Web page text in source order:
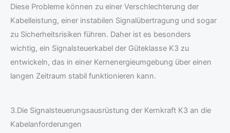
Diese Probleme können zu einer Verschlechterung der
Kabelleistung, einer instabilen Signalübertragung und sogar
zu Sicherheitsrisiken führen. Daher ist es besonders
wichtig, ein Signalsteuerkabel der Güteklasse K3 zu
entwickeln, das in einer Kernenergieumgebung über einen
langen Zeitraum stabil funktionieren kann.
3.Die Signalsteuerungsausrüstung der Kernkraft K3 an die
Kabelanforderungen